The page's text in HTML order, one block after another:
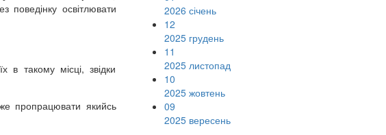
поведінку освітлювати
такому місці, звідки
пропрацювати якийсь
2026 січень
12
2025 грудень
11
2025 листопад
10
2025 жовтень
09
2025 вересень